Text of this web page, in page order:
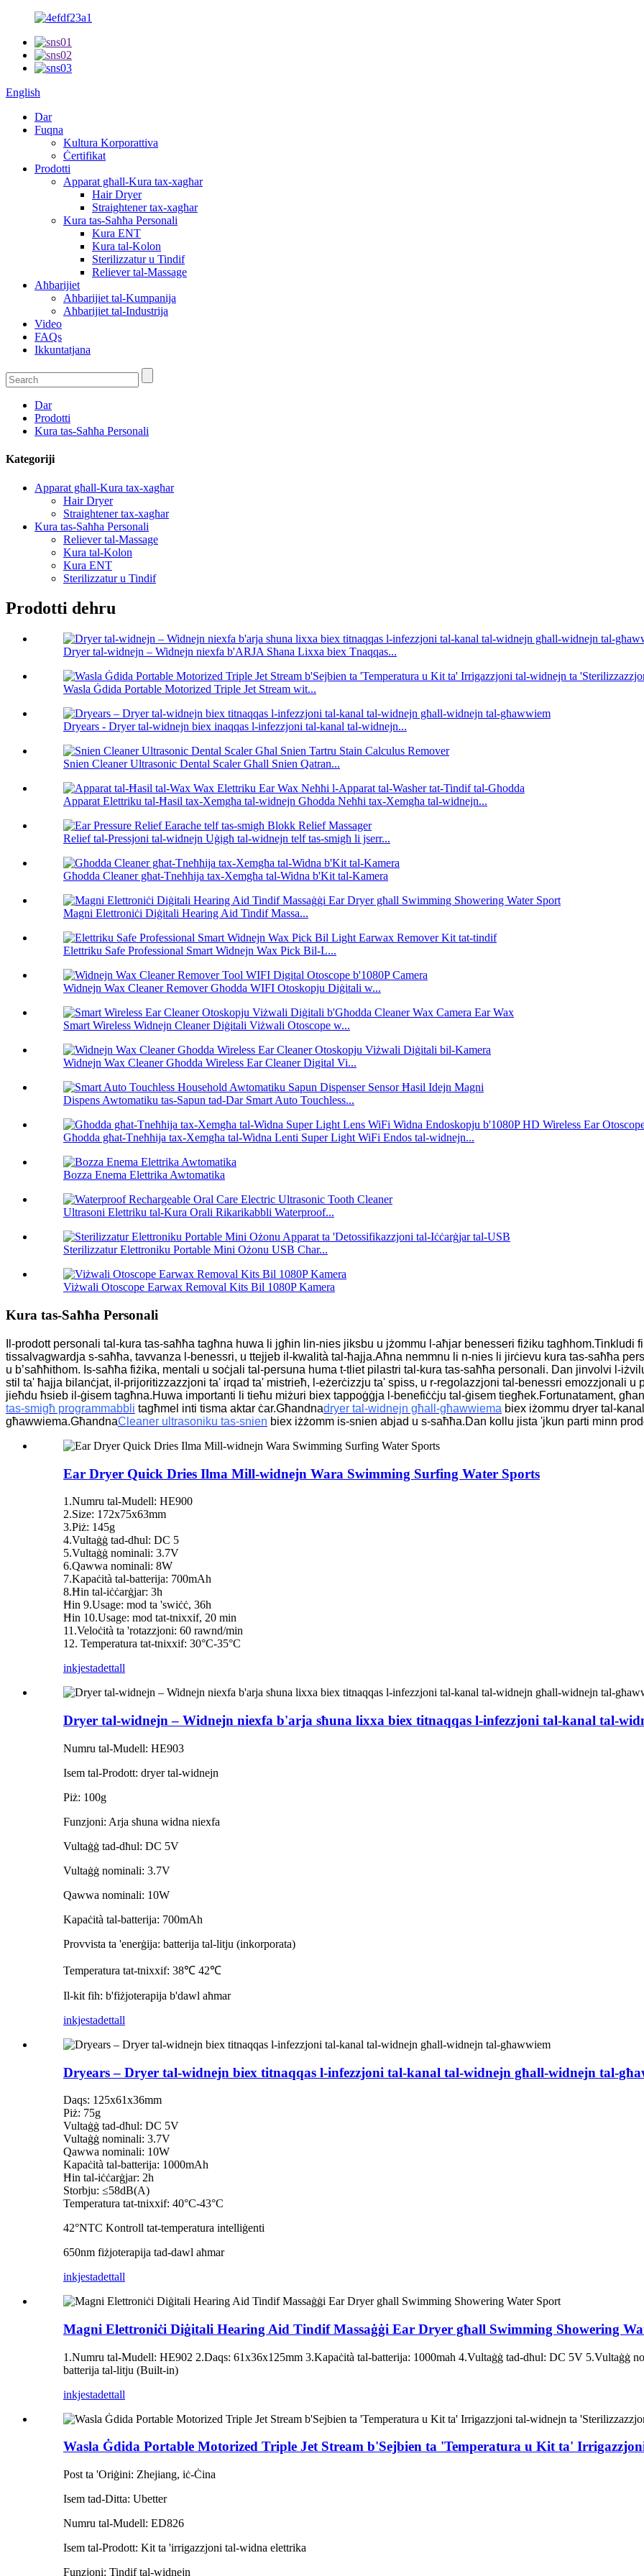
English
Dar
Fuqna
Kultura Korporattiva
Ċertifikat
Prodotti
Apparat għall-Kura tax-xagħar
Hair Dryer
Straightener tax-xagħar
Kura tas-Saħħa Personali
Kura ENT
Kura tal-Kolon
Sterilizzatur u Tindif
Reliever tal-Massage
Aħbarijiet
Aħbarijiet tal-Kumpanija
Aħbarijiet tal-Industrija
Video
FAQs
Ikkuntatjana
Dar
Prodotti
Kura tas-Saħħa Personali
Kategoriji
Apparat għall-Kura tax-xagħar
Hair Dryer
Straightener tax-xagħar
Kura tas-Saħħa Personali
Reliever tal-Massage
Kura tal-Kolon
Kura ENT
Sterilizzatur u Tindif
Prodotti dehru
Dryer tal-widnejn – Widnejn niexfa b'ARJA Sħana Lixxa biex Tnaqqas...
Wasla Ġdida Portable Motorized Triple Jet Stream wit...
Dryears - Dryer tal-widnejn biex inaqqas l-infezzjoni tal-kanal tal-widnejn...
Snien Cleaner Ultrasonic Dental Scaler Għall Snien Qatran...
Apparat Elettriku tal-Ħasil ​​tax-Xemgħa tal-widnejn Għodda Neħħi tax-Xemgħa tal-widnejn...
Relief tal-Pressjoni tal-widnejn Uġigħ tal-widnejn telf tas-smigħ li jserr...
Għodda Cleaner għat-Tneħħija tax-Xemgħa tal-Widna b'Kit tal-Kamera
Magni Elettroniċi Diġitali Hearing Aid Tindif Massa...
Elettriku Safe Professional Smart Widnejn Wax Pick Bil-L...
Widnejn Wax Cleaner Remover Għodda WIFI Otoskopju Diġitali w...
Smart Wireless Widnejn Cleaner Diġitali Viżwali Otoscope w...
Widnejn Wax Cleaner Għodda Wireless Ear Cleaner Digital Vi...
Dispens Awtomatiku tas-Sapun tad-Dar Smart Auto Touchless...
Għodda għat-Tneħħija tax-Xemgħa tal-Widna Lenti Super Light WiFi Endos tal-widnejn...
Bozza Enema Elettrika Awtomatika
Ultrasoni Elettriku tal-Kura Orali Rikarikabbli Waterproof...
Sterilizzatur Elettroniku Portable Mini Ożonu USB Char...
Viżwali Otoscope Earwax Removal Kits Bil 1080P Kamera
Kura tas-Saħħa Personali
Il-prodott personali tal-kura tas-saħħa tagħna huwa li jgħin lin-nies jiksbu u jżommu l-aħjar benesseri fiżiku tagħhom.Tinkludi
tissalvagwardja s-saħħa, tavvanza l-benessri, u ttejjeb il-kwalità tal-ħajja.Aħna nemmnu li n-nies li jirċievu kura tas-saħħa
u b’saħħithom. Is-saħħa fiżika, mentali u soċjali tal-persuna huma t-tliet pilastri tal-kura tas-saħħa personali. Dan jinvolvi l-
stil ta' ħajja bilanċjat, il-prijoritizzazzjoni ta' irqad ta' mistrieħ, l-eżerċizzju ta' spiss, u r-regolazzjoni tal-benessri emozzjonali u
jieħdu ħsieb il-ġisem tagħna.Huwa importanti li tieħu miżuri biex tappoġġja l-benefiċċju tal-ġisem tiegħek.Fortunatament,
tas-smigħ programmabbli tagħmel inti tisma aktar ċar.Għandnadryer tal-widnejn għall-għawwiema biex iżommu dryer tal-
għawwiema.GħandnaCleaner ultrasoniku tas-snien biex iżżomm is-snien abjad u s-saħħa.Dan kollu jista 'jkun parti minn
Ear Dryer Quick Dries Ilma Mill-widnejn Wara Swimming Surfing Water Sports
1.Numru tal-Mudell: HE900
2.Size: 172x75x63mm
3.Piż: 145g
4.Vultaġġ tad-dħul: DC 5
5.Vultaġġ nominali: 3.7V
6.Qawwa nominali: 8W
7.Kapaċità tal-batterija: 700mAh
8.Ħin tal-iċċarġjar: 3h
Ħin 9.Usage: mod ta 'swiċċ, 36h
Ħin 10.Usage: mod tat-tnixxif, 20 min
11.Veloċità ta 'rotazzjoni: 60 rawnd/min
12. Temperatura tat-tnixxif: 30°C-35°C
inkjestadettall
Dryer tal-widnejn – Widnejn niexfa b'arja sħuna lixxa biex titnaqqas l-infezzjoni tal-kanal tal-
Numru tal-Mudell: HE903
Isem tal-Prodott: dryer tal-widnejn
Piż: 100g
Funzjoni: Arja sħuna widna niexfa
Vultaġġ tad-dħul: DC 5V
Vultaġġ nominali: 3.7V
Qawwa nominali: 10W
Kapaċità tal-batterija: 700mAh
Provvista ta 'enerġija: batterija tal-litju (inkorporata)
Temperatura tat-tnixxif: 38℃ 42℃
Il-kit fih: b'fiżjoterapija b'dawl aħmar
inkjestadettall
Dryears – Dryer tal-widnejn biex titnaqqas l-infezzjoni tal-kanal tal-widnejn għall-widnejn tal-
Daqs: 125x61x36mm
Piż: 75g
Vultaġġ tad-dħul: DC 5V
Vultaġġ nominali: 3.7V
Qawwa nominali: 10W
Kapaċità tal-batterija: 1000mAh
Ħin tal-iċċarġjar: 2h
Storbju: ≤58dB(A)
Temperatura tat-tnixxif: 40°C-43°C
42°NTC Kontroll tat-temperatura intelliġenti
650nm fiżjoterapija tad-dawl aħmar
inkjestadettall
Magni Elettroniċi Diġitali Hearing Aid Tindif Massaġġi Ear Dryer għall Swimming Showering
1.Numru tal-Mudell: HE902 2.Daqs: 61x36x125mm 3.Kapaċità tal-batterija: 1000mah 4.Vultaġġ tad-dħul: DC 5V 5.Vultaġġ
batterija tal-litju (Built-in)
inkjestadettall
Wasla Ġdida Portable Motorized Triple Jet Stream b'Sejbien ta 'Temperatura u Kit ta'
Post ta 'Oriġini: Zhejiang, iċ-Ċina
Isem tad-Ditta: Ubetter
Numru tal-Mudell: ED826
Isem tal-Prodott: Kit ta 'irrigazzjoni tal-widna elettrika
Funzjoni: Tindif tal-widnejn